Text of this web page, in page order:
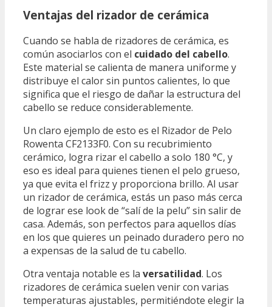
Ventajas del rizador de cerámica
Cuando se habla de rizadores de cerámica, es
común asociarlos con el cuidado del cabello.
Este material se calienta de manera uniforme y
distribuye el calor sin puntos calientes, lo que
significa que el riesgo de dañar la estructura del
cabello se reduce considerablemente.
Un claro ejemplo de esto es el Rizador de Pelo
Rowenta CF2133F0. Con su recubrimiento
cerámico, logra rizar el cabello a solo 180 °C, y
eso es ideal para quienes tienen el pelo grueso,
ya que evita el frizz y proporciona brillo. Al usar
un rizador de cerámica, estás un paso más cerca
de lograr ese look de “salí de la pelu” sin salir de
casa. Además, son perfectos para aquellos días
en los que quieres un peinado duradero pero no
a expensas de la salud de tu cabello.
Otra ventaja notable es la versatilidad. Los
rizadores de cerámica suelen venir con varias
temperaturas ajustables, permitiéndote elegir la